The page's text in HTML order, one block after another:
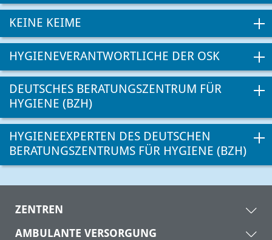
KEINE KEIME
HYGIENEVERANTWORTLICHE DER OSK
DEUTSCHES BERATUNGSZENTRUM FÜR
HYGIENE (BZH)
HYGIENEEXPERTEN DES DEUTSCHEN
BERATUNGSZENTRUMS FÜR HYGIENE (BZH)
ZENTREN
AMBULANTE VERSORGUNG